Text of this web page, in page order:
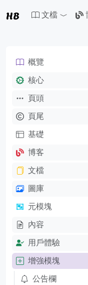
HB 文檔
概覽
核心
頁頭
頁尾
基礎
博客
文檔
圖庫
元模塊
內容
用戶體驗
增強模塊
公告欄